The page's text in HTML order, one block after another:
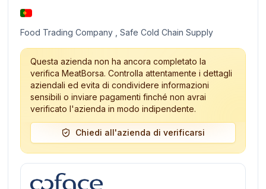
Food Trading Company , Safe Cold Chain Supply
Questa azienda non ha ancora completato la
verifica MeatBorsa. Controlla attentamente i dettagli
aziendali ed evita di condividere informazioni
sensibili o inviare pagamenti finché non avrai
verificato l'azienda in modo indipendente.
Chiedi all'azienda di verificarsi